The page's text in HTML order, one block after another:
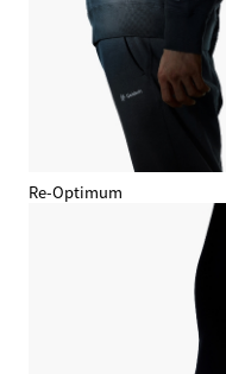
Re-Optimum